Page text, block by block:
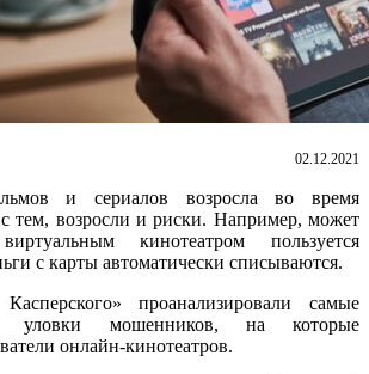
02.12.2021
и сериалов возросла во время
тем, возросли и риски. Например, может
кинотеатром пользуется
с карты автоматически списываются.
проанализировали самые
уловки мошенников, на которые
онлайн-кинотеатров.